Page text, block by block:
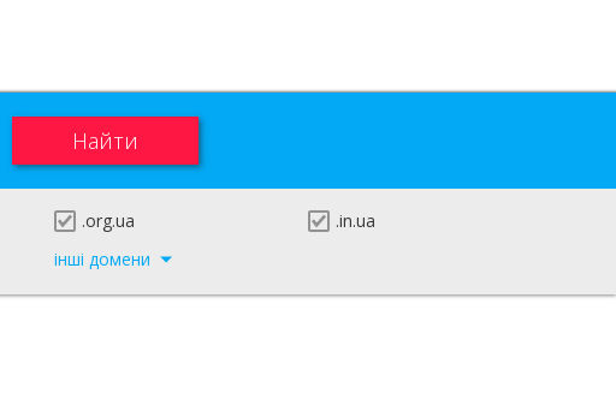
.org.ua
.in.ua
інші домени